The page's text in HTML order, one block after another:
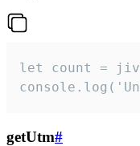
let count =
getUtm#